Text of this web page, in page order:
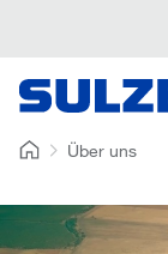
Über uns